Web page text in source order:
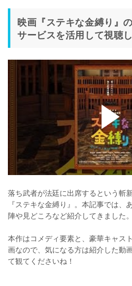
映画『ステキな金縛り』
サービスを活用して視聴
落ち武者が法廷に出席するという斬
『ステキな金縛り』。本記事では、
陣や見どころなど紹介してきました。
本作はコメディ要素と、豪華キャス
画なので、気になる方は紹介した動
て観てくださいね！